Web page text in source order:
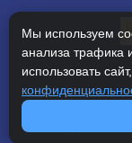
Copyright ©
Мы используем
анализа трафика
использовать